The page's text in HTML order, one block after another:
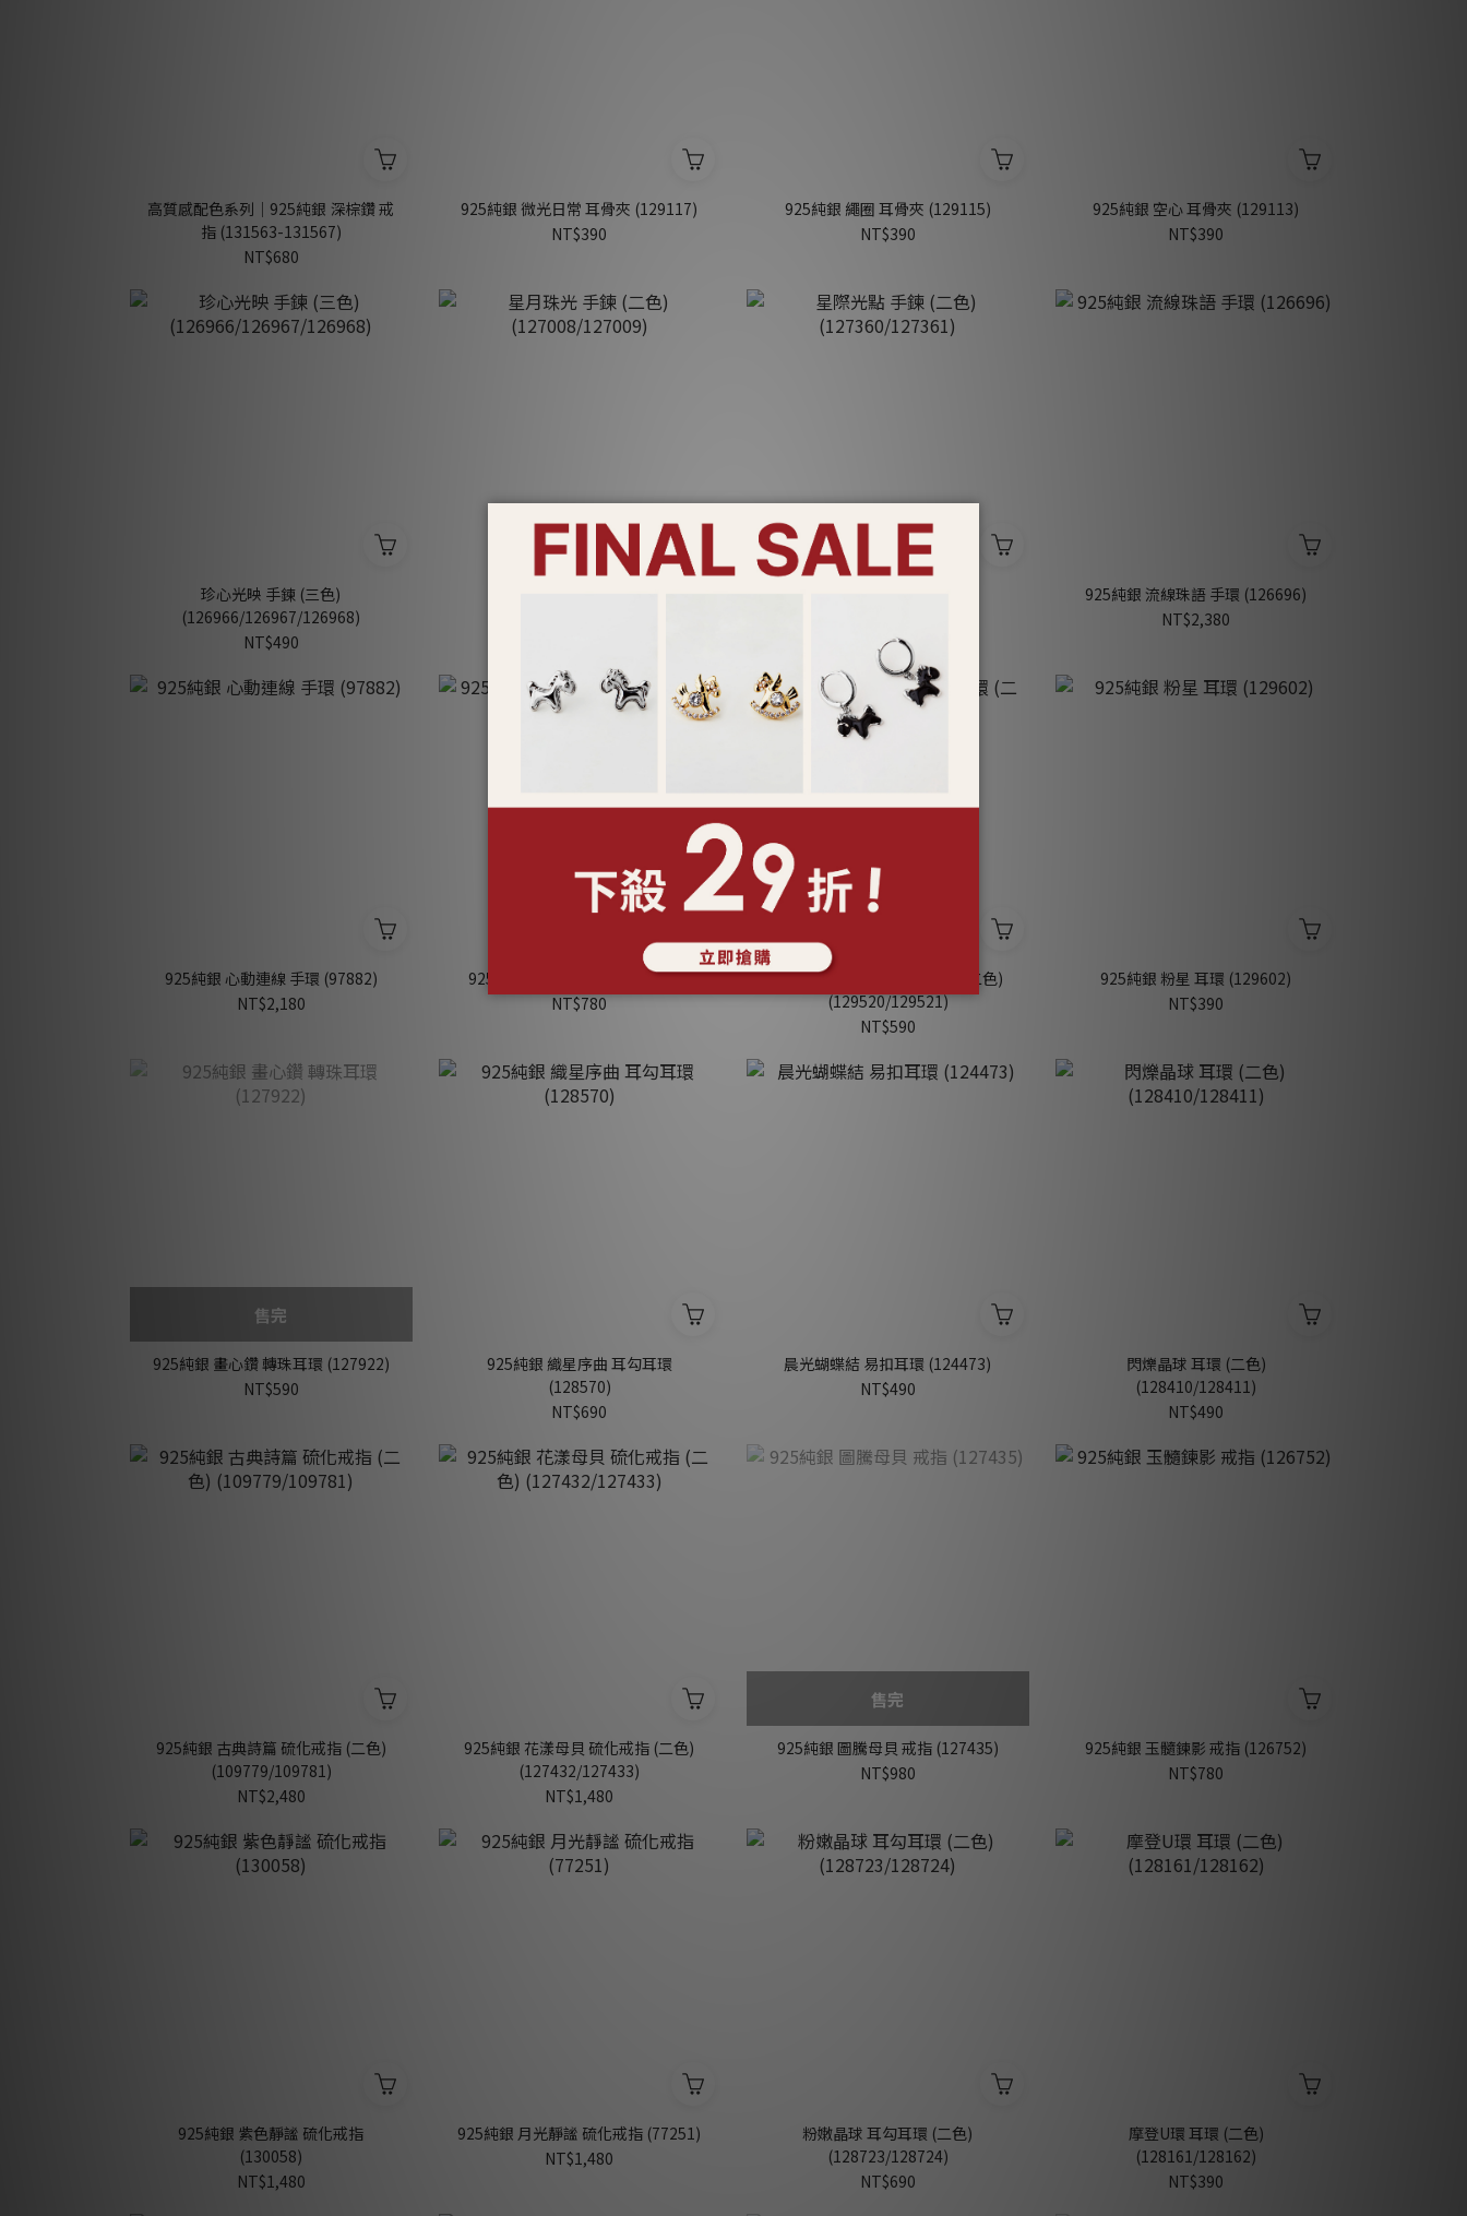
高質感配色系列｜925純銀 深棕鑽 戒
指 (131563-131567)
NT$680
925純銀 微光日常 耳骨夾 (129117)
NT$390
925純銀 繩圈 耳骨夾 (129115)
NT$390
925純銀 空心 耳骨夾 (129113)
NT$390
珍心光映 手鍊 (三色)
(126966/126967/126968)
NT$490
NT$490
925純銀 流線珠語 手環 (126696)
NT$2,380
925純銀 心動連線 手環 (97882)
NT$2,180
925純銀 珠光連線 手鍊 (127431)
NT$780
925純銀 微笑日記 易扣耳環 (二色)
(129520/129521)
NT$590
925純銀 粉星 耳環 (129602)
NT$390
售完
925純銀 畫心鑽 轉珠耳環 (127922)
NT$590
925純銀 織星序曲 耳勾耳環
(128570)
NT$690
晨光蝴蝶結 易扣耳環 (124473)
NT$490
閃爍晶球 耳環 (二色)
(128410/128411)
NT$490
925純銀 古典詩篇 硫化戒指 (二色)
(109779/109781)
NT$2,480
925純銀 花漾母貝 硫化戒指 (二色)
(127432/127433)
NT$1,480
售完
925純銀 圖騰母貝 戒指 (127435)
NT$980
925純銀 玉髓鍊影 戒指 (126752)
NT$780
925純銀 紫色靜謐 硫化戒指
(130058)
NT$1,480
925純銀 月光靜謐 硫化戒指 (77251)
NT$1,480
粉嫩晶球 耳勾耳環 (二色)
(128723/128724)
NT$690
摩登U環 耳環 (二色)
(128161/128162)
NT$390